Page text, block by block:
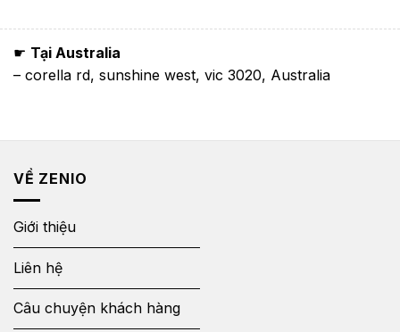
☛ Tại Australia
– corella rd, sunshine west, vic 3020, Australia
VỀ ZENIO
Giới thiệu
Liên hệ
Câu chuyện khách hàng